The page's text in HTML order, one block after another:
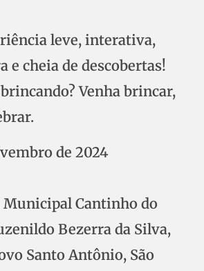
leve, interativa,
e cheia de descobertas!
Venha brincar,
de 2024
Municipal Cantinho do
Bezerra da Silva,
Santo Antônio, São